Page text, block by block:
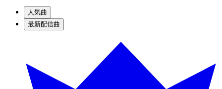
人気曲
最新配信曲